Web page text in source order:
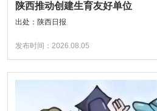
陕西推动创建生育友好单位
出处：陕西日报
发布时间：2026.08.05